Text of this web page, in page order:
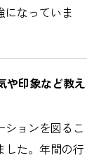
になっていま
や印象など教え
ションを図るこ
した。年間の行